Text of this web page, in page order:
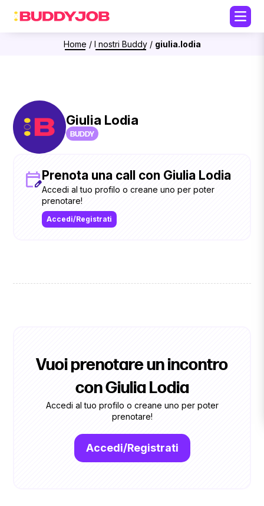
Home / I nostri Buddy/ giulia.lodia
Giulia Lodia
BUDDY
Prenota una call con Giulia Lodia
Accedi al tuo profilo o creane uno per poter
prenotare!
Accedi/Registrati
Vuoi prenotare un incontro
con Giulia Lodia
Accedi al tuo profilo o creane uno per poter
prenotare!
Accedi/Registrati